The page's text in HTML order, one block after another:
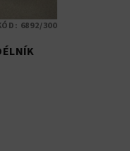
6892/300